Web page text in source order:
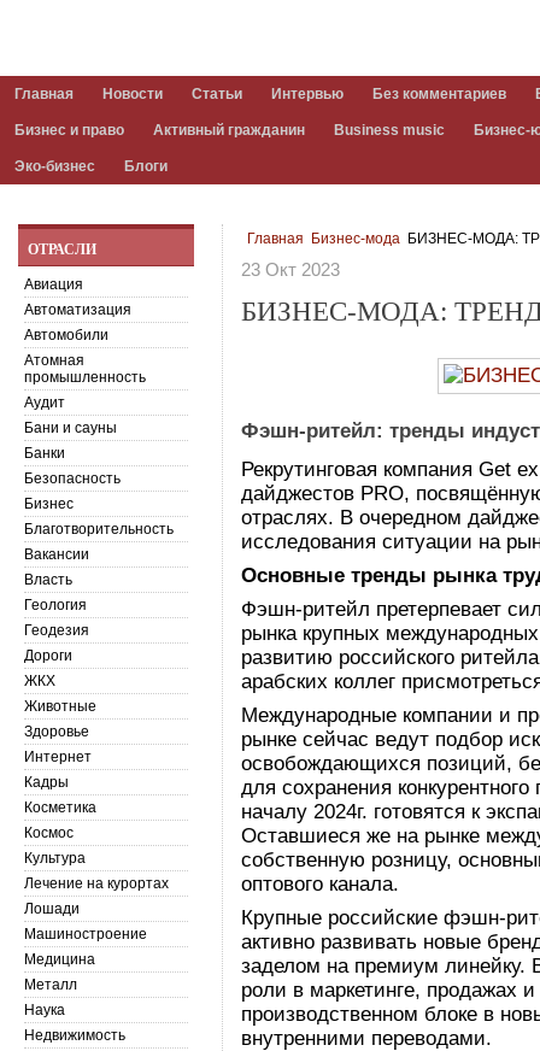
Главная Новости Статьи Интервью Без комментариев
Бизнес и право Активный гражданин Business music Бизнес-
Эко-бизнес Блоги
Главная Бизнес-мода БИЗНЕС-МОДА:
23 Окт 2023
БИЗНЕС-МОДА:
Фэшн-ритейл: тренды
Рекрутинговая компания Get
дайджестов PRO,
отраслях. В очередном
исследования ситуации на
Основные тренды рынка
Фэшн-ритейл претерпевает
рынка крупных
развитию российского
арабских коллег
Международные компании и
рынке сейчас ведут подбор
освобождающихся позиций,
для сохранения
началу 2024г. готовятся к
Оставшиеся же на рынке
собственную розницу,
оптового канала.
Крупные российские фэшн-
активно развивать новые
заделом на премиум линейку.
роли в маркетинге, продажах
производственном блоке в
внутренними переводами.
ОТРАСЛИ
Авиация
Автоматизация
Автомобили
Атомная
промышленность
Аудит
Бани и сауны
Банки
Безопасность
Бизнес
Благотворительность
Вакансии
Власть
Геология
Геодезия
Дороги
ЖКХ
Животные
Здоровье
Интернет
Кадры
Косметика
Космос
Культура
Лечение на курортах
Лошади
Машиностроение
Медицина
Металл
Наука
Недвижимость